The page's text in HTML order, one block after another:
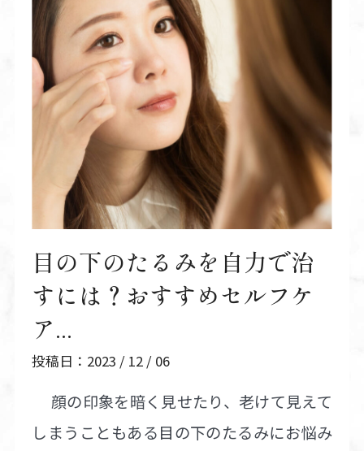
目の下のたるみを自力で治
すには？おすすめセルフケ
ア...
投稿日：2023 / 12 / 06
顔の印象を暗く見せたり、老けて見えて
しまうこともある目の下のたるみにお悩み